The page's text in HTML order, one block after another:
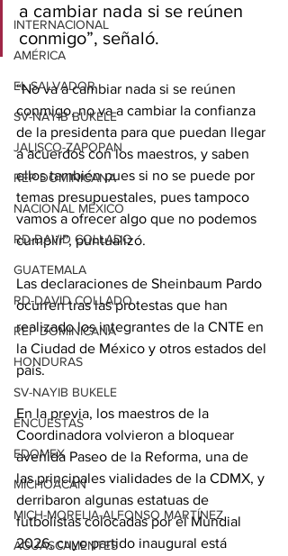
INTERNACIONAL
AMÉRICA
EL SALVADOR
SV-NAYIB BUKELE
JALISCO-ZAPOPAN
REP DOMINICANA
NACIONAL MÉXICO
RD-DAVID COLLADO
GUATEMALA
RD-DAVID COLLADO
REP DOMINICANA
HONDURAS
SV-NAYIB BUKELE
ENCUESTAS
EDOMEX
MICHOACÁN
MICH-MORELIA-ALFONSO MARTÍNEZ
AGUASCALIENTES
a cambiar nada si se reúnen
conmigo”, señaló.
“No va a cambiar nada si se reúnen
conmigo, no va a cambiar la confianza
de la presidenta para que puedan llegar
a acuerdos con los maestros, y saben
ellos también pues si no se puede por
temas presupuestales, pues tampoco
vamos a ofrecer algo que no podemos
cumplir”, puntualizó.
Las declaraciones de Sheinbaum Pardo
ocurren tras las protestas que han
realizado los integrantes de la CNTE en
la Ciudad de México y otros estados del
país.
En la previa, los maestros de la
Coordinadora volvieron a bloquear
avenida Paseo de la Reforma, una de
las principales vialidades de la CDMX, y
derribaron algunas estatuas de
futbolistas colocadas por el Mundial
2026, cuyo partido inaugural está